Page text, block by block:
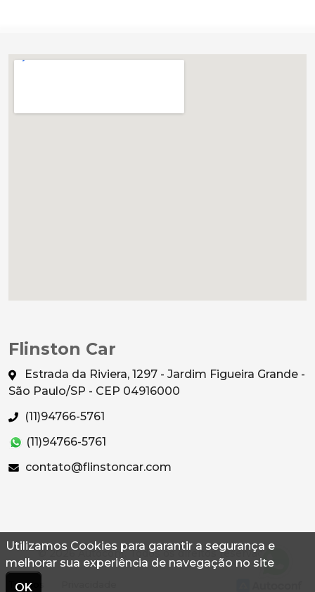
Utilizamos Cookies para garantir a segurança e
melhorar sua experiência de navegação no site
OK
Flinston Car
Estrada da Riviera, 1297 - Jardim Figueira Grande -
São Paulo/SP - CEP 04916000
(11)94766-5761
(11)94766-5761
contato@flinstoncar.com
© 2026 Autoconf. Todos os direitos reservados.
Termos